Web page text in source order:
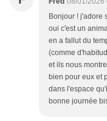
Bonjour ! j'adore
oui c'est un
en a fallut du
(comme
et ils nous
bien pour eux et
dans l'espace
bonne journée